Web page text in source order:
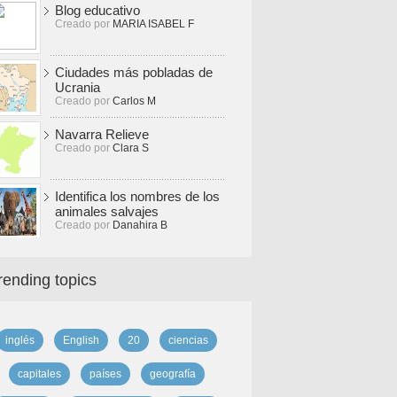
Blog educativo
Creado por MARIA ISABEL F
Ciudades más pobladas de
Ucrania
Creado por Carlos M
Navarra Relieve
Creado por Clara S
Identifica los nombres de los
animales salvajes
Creado por Danahira B
topics
inglés English 20 ciencias
capitales países geografía